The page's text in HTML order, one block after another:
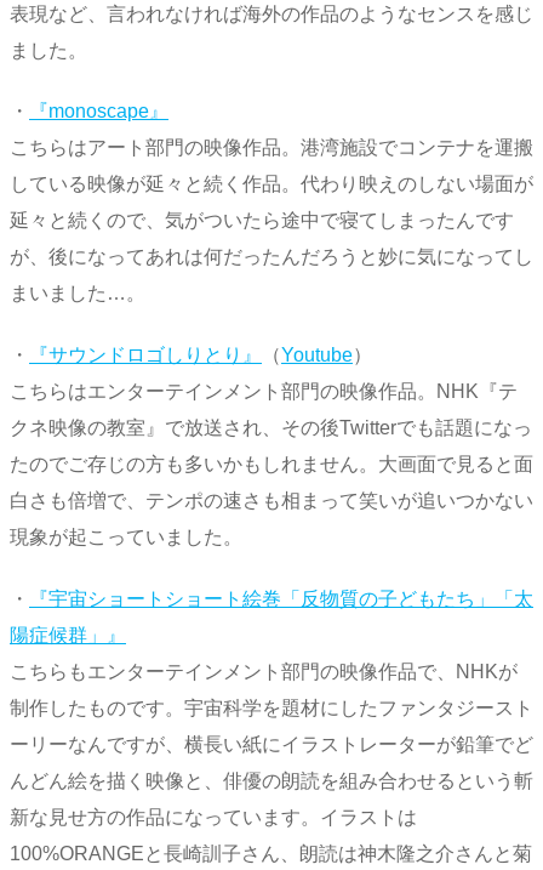
表現など、言われなければ海外の作品のようなセンスを感じ
ました。
・
『monoscape』
こちらはアート部門の映像作品。港湾施設でコンテナを運搬
している映像が延々と続く作品。代わり映えのしない場面が
延々と続くので、気がついたら途中で寝てしまったんです
が、後になってあれは何だったんだろうと妙に気になってし
まいました…。
・ 『サウンドロゴしりとり』 （Youtube）
こちらはエンターテインメント部門の映像作品。NHK『テ
クネ映像の教室』で放送され、その後Twitterでも話題になっ
たのでご存じの方も多いかもしれません。大画面で見ると面
白さも倍増で、テンポの速さも相まって笑いが追いつかない
現象が起こっていました。
・
『宇宙ショートショート絵巻「反物質の子どもたち」「太
陽症候群」』
こちらもエンターテインメント部門の映像作品で、NHKが
制作したものです。宇宙科学を題材にしたファンタジースト
ーリーなんですが、横長い紙にイラストレーターが鉛筆でど
んどん絵を描く映像と、俳優の朗読を組み合わせるという斬
新な見せ方の作品になっています。イラストは
100%ORANGEと長崎訓子さん、朗読は神木隆之介さんと菊